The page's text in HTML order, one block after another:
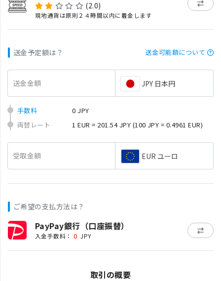
(2.0)
現地通貨は原則２４時間以内に着金します
送金予定額は？ 送金可能額について
送金金額 JPY 日本円
手数料
0 JPY
両替レート
1 EUR = 201.54 JPY (100 JPY = 0.4961 EUR)
受取金額 EUR ユーロ
ご希望の支払方法は？
PayPay銀行（口座振替）
入金手数料： 0 JPY
取引の概要